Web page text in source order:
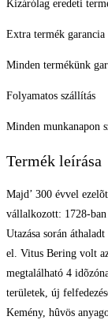
Kizárólag eredeti
Extra termék garancia
Minden termékünk
Folyamatos szállítás
Minden munkanapon
Termék leírása
Majd’ 300 évvel
vállalkozott: 1728-
Utazása során
el. Vitus Bering volt
megtalálható 4
területek, új
Kemény, hûvös